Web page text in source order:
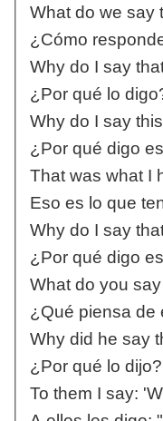
What do we say
¿Cómo
Why do I say
¿Por qué lo
Why do I say
¿Por qué digo
That was what I
Eso es lo que
Why do I say
¿Por qué digo
What do you
¿Qué piensa de
Why did he say
¿Por qué lo dijo?
To them I say: